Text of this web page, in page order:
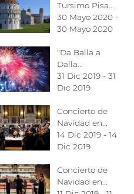
Tursimo Pisa...
30 Mayo 2020 -
30 Mayo 2020
"Da Balla a
Dalla...
31 Dic 2019 - 31
Dic 2019
Concierto de
Navidad en...
14 Dic 2019 - 14
Dic 2019
Concierto de
Navidad en...